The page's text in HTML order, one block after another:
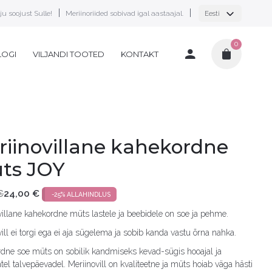
soojust Sulle! Meriinoriided sobivad igal aastaajal. Eesti
VILJANDI TOOTED KONTAKT
0
kahekordne
JOY
24,00€ -25% ALLAHINDLUS
kahekordne müts lastele ja beebidele on soe ja pehme.
ei torgi ega ei aja sügelema ja sobib kanda vastu õrna nahka.
soe müts on sobilik kandmiseks kevad-sügis hooajal ja
talvepäevadel. Meriinovill on kvaliteetne ja müts hoiab väga hästi